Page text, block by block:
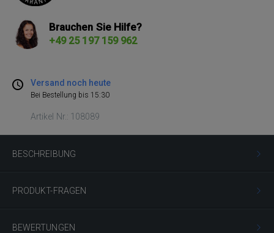
Brauchen Sie Hilfe?
+49 25 197 159 962
Versand noch heute
Bei Bestellung bis 15:30
Artikel Nr.: 108089
BESCHREIBUNG
PRODUKT-FRAGEN
BEWERTUNGEN